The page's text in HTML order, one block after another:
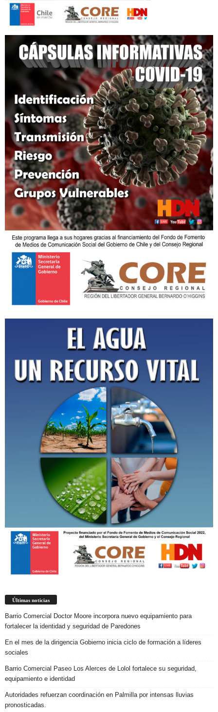
Últimas noticias
Barrio Comercial Doctor Moore incorpora nuevo equipamiento para
fortalecer la identidad y seguridad de Paredones
En el mes de la dirigencia Gobierno inicia ciclo de formación a líderes
sociales
Barrio Comercial Paseo Los Alerces de Lolol fortalece su seguridad,
equipamiento e identidad
Autoridades refuerzan coordinación en Palmilla por intensas lluvias
pronosticadas.